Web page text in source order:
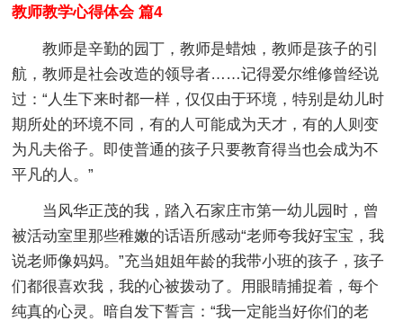
教师教学心得体会 篇4
教师是辛勤的园丁，教师是蜡烛，教师是孩子的引
航，教师是社会改造的领导者……记得爱尔维修曾经说
过：“人生下来时都一样，仅仅由于环境，特别是幼儿时
期所处的环境不同，有的人可能成为天才，有的人则变
为凡夫俗子。即使普通的孩子只要教育得当也会成为不
平凡的人。”
当风华正茂的我，踏入石家庄市第一幼儿园时，曾
被活动室里那些稚嫩的话语所感动“老师夸我好宝宝，我
说老师像妈妈。”充当姐姐年龄的我带小班的孩子，孩子
们都很喜欢我，我的心被拨动了。用眼睛捕捉着，每个
纯真的心灵。暗自发下誓言：“我一定能当好你们的老